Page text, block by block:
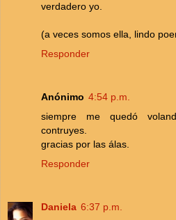
verdadero yo.
(a veces somos ella, lindo
Responder
Anónimo 4:54 p.m.
siempre me quedó
contruyes.
gracias por las álas.
Responder
Daniela 6:37 p.m.